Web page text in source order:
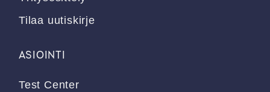
Tilaa uutiskirje
ASIOINTI
Test Center